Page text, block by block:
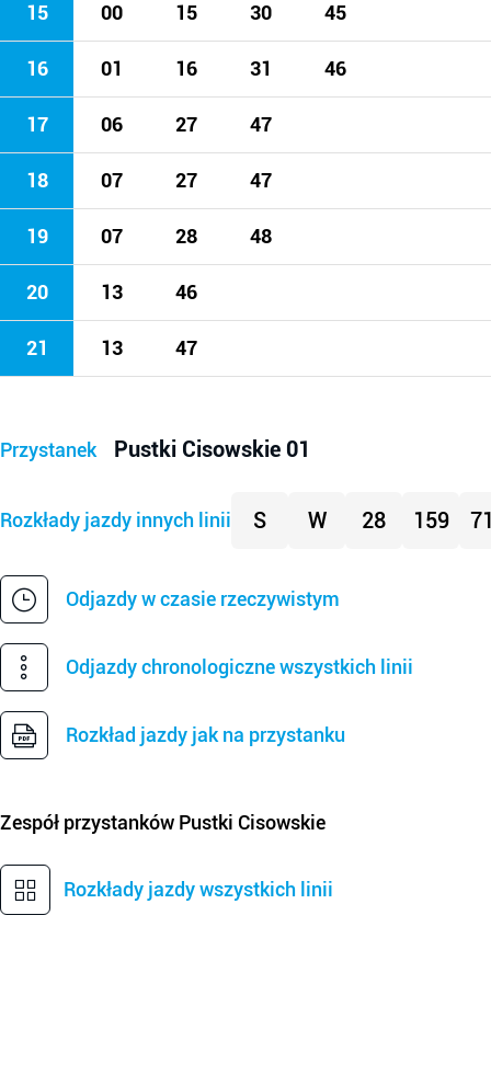
15 00 15 30 45
16 01 16 31 46
17 06 27 47
18 07 27 47
19 07 28 48
20 13 46
21 13 47
Przystanek Pustki Cisowskie 01
Rozkłady jazdy innych linii S W 28 159
Odjazdy w czasie rzeczywistym
Odjazdy chronologiczne wszystkich linii
Rozkład jazdy jak na przystanku
Zespół przystanków Pustki Cisowskie
Rozkłady jazdy wszystkich linii